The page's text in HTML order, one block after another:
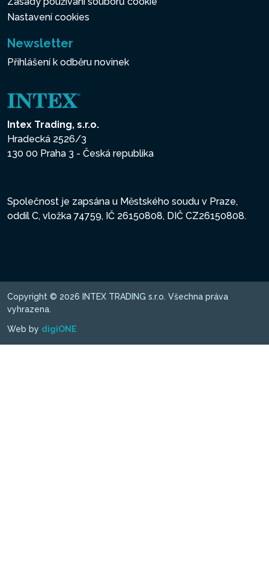
Nastavení cookies
Newsletter
Přihlášení k odběru novinek
Intex Trading, s.r.o.
Hradecká 2526/3
130 00 Praha 3 - Česká republika
Společnost je zapsána u Městského soudu v Praze,
oddíl C, vložka 74759, IČ 26150808, DIČ CZ26150808.
Copyright © 2026 INTEX TRADING s.r.o. Všechna práva
vyhrazena.
Web by digiONE